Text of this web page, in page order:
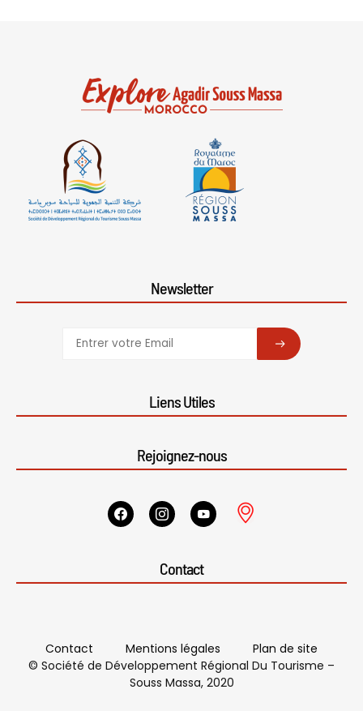
Newsletter
SUBSCRIBE
Liens Utiles
Rejoignez-nous
Contact
Contact Mentions légales
Plan de site
© Société de Développement Régional Du Tourisme –
Souss Massa, 2020